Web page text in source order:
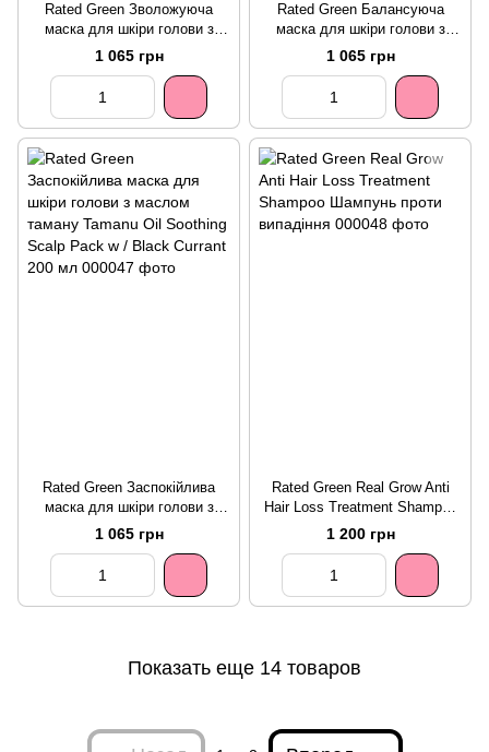
Rated Green Зволожуюча
маска для шкіри голови з
соком гібіскуса Hibiscus
Moisturizing Scalp Pack w /
Honey 200 мл
1 065 грн
Rated Green Балансуюча
маска для шкіри голови з
соком розмарину Rosemary
Balancing Scalp Pack w /
Charcoal 200 мл
1 065 грн
Rated Green Заспокійлива
маска для шкіри голови з
маслом таману Tamanu Oil
Soothing Scalp Pack w / Black
Currant 200 мл
1 065 грн
Rated Green Real Grow Anti
Hair Loss Treatment Shampoo
Шампунь проти випадіння
1 200 грн
Показать еще 14 товаров